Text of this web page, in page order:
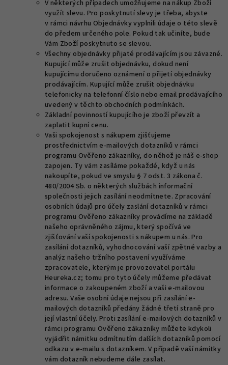
V některých případech umožňujeme na nákup Zboží
využít slevu. Pro poskytnutí slevy je třeba, abyste
v rámci návrhu Objednávky vyplnili údaje o této slevě
do předem určeného pole. Pokud tak učiníte, bude
Vám Zboží poskytnuto se slevou.
Všechny objednávky přijaté prodávajícím jsou závazné.
Kupující může zrušit objednávku, dokud není
kupujícímu doručeno oznámení o přijetí objednávky
prodávajícím. Kupující může zrušit objednávku
telefonicky na telefonní číslo nebo email prodávajícího
uvedený v těchto obchodních podmínkách.
Základní povinností kupujícího je zboží převzít a
zaplatit kupní cenu.
Vaši spokojenost s nákupem zjišťujeme
prostřednictvím e-mailových dotazníků v rámci
programu Ověřeno zákazníky, do něhož je náš e-shop
zapojen. Ty vám zasíláme pokaždé, když u nás
nakoupíte, pokud ve smyslu § 7 odst. 3 zákona č.
480/2004 Sb. o některých službách informační
společnosti jejich zasílání neodmítnete. Zpracování
osobních údajů pro účely zaslání dotazníků v rámci
programu Ověřeno zákazníky provádíme na základě
našeho oprávněného zájmu, který spočívá ve
zjišťování vaší spokojenosti s nákupem u nás. Pro
zasílání dotazníků, vyhodnocování vaší zpětné vazby a
analýz našeho tržního postavení využíváme
zpracovatele, kterým je provozovatel portálu
Heureka.cz; tomu pro tyto účely můžeme předávat
informace o zakoupeném zboží a vaši e-mailovou
adresu. Vaše osobní údaje nejsou při zasílání e-
mailových dotazníků předány žádné třetí straně pro
její vlastní účely. Proti zasílání e-mailových dotazníků v
rámci programu Ověřeno zákazníky můžete kdykoli
vyjádřit námitku odmítnutím dalších dotazníků pomocí
odkazu v e-mailu s dotazníkem. V případě vaší námitky
vám dotazník nebudeme dále zasílat.